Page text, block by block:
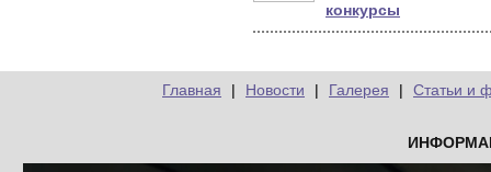
конкурсы
Главная | Новости | Галерея | Статьи и